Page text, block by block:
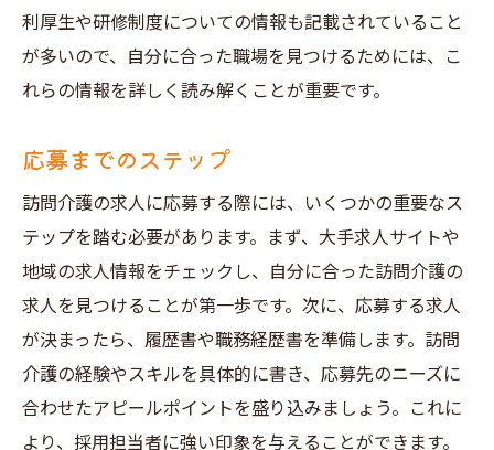
利厚生や研修制度についての情報も記載されていること
が多いので、自分に合った職場を見つけるためには、こ
れらの情報を詳しく読み解くことが重要です。
応募までのステップ
訪問介護の求人に応募する際には、いくつかの重要なス
テップを踏む必要があります。まず、大手求人サイトや
地域の求人情報をチェックし、自分に合った訪問介護の
求人を見つけることが第一歩です。次に、応募する求人
が決まったら、履歴書や職務経歴書を準備します。訪問
介護の経験やスキルを具体的に書き、応募先のニーズに
合わせたアピールポイントを盛り込みましょう。これに
より、採用担当者に強い印象を与えることができます。